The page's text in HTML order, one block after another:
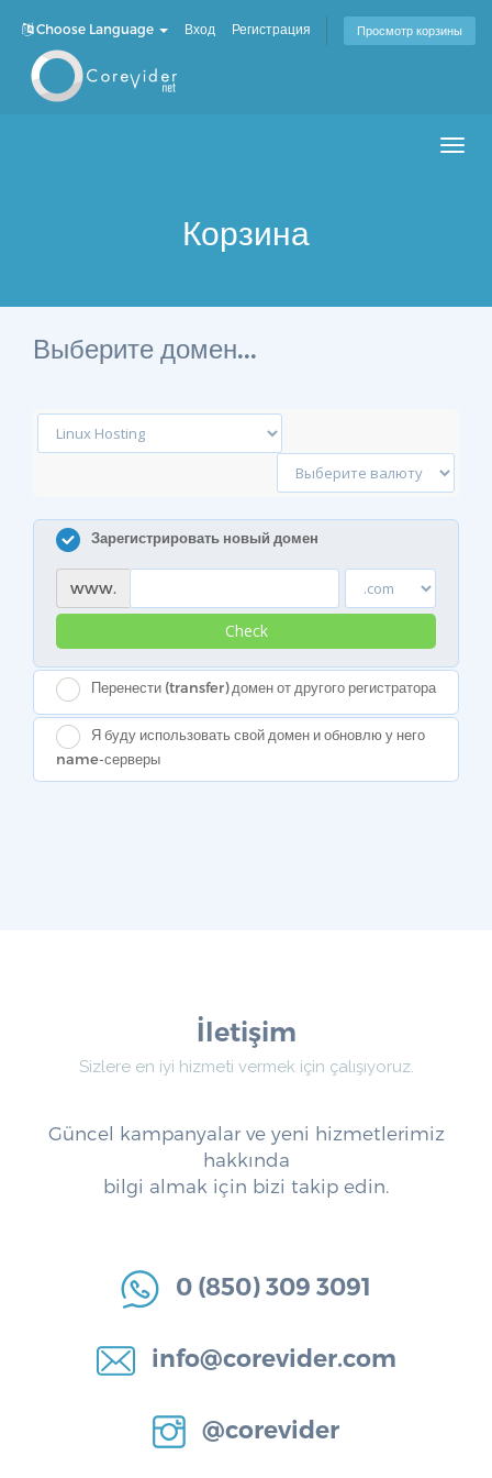
Choose Language Вход Регистрация Просмотр корзины
Корзина
Выберите домен...
Зарегистрировать новый домен
www.
Check
Перенести (transfer) домен от другого регистратора
Я буду использовать свой домен и обновлю у него
name-серверы
İletişim
Sizlere en iyi hizmeti vermek için çalışıyoruz.
Güncel kampanyalar ve yeni hizmetlerimiz
hakkında
bilgi almak için bizi takip edin.
0 (850) 309 3091
info@corevider.com
@corevider